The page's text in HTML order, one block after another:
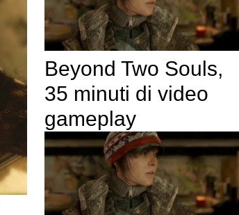
Beyond Two Souls,
35 minuti di video
gameplay